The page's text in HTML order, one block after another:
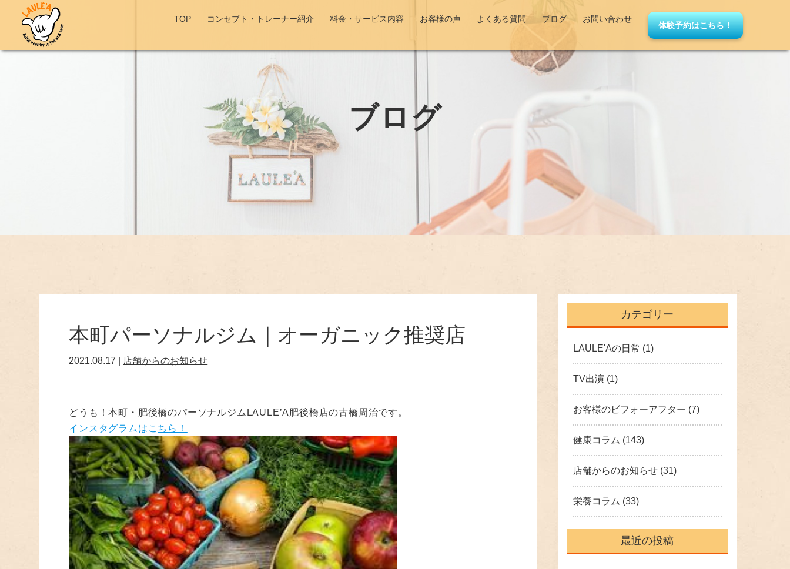
TOP コンセプト・トレーナー紹介 料金・サービス内容 お客様の声 よくある質問 ブログ お問い合わせ
体験予約はこちら！
ブログ
本町パーソナルジム｜オーガニック推奨店
2021.08.17 | 店舗からのお知らせ
どうも！本町・肥後橋のパーソナルジムLAULE’A肥後橋店の古橋周治です。
インスタグラムはこ ちら！
カテゴリー
LAULE'Aの日常 (1)
TV出演 (1)
お客様のビフォーアフター (7)
健康コラム (143)
店舗からのお知らせ (31)
栄養コラム (33)
最近の投稿